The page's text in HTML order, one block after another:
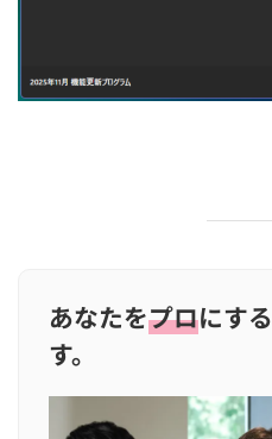
あなたをプロにす
す。